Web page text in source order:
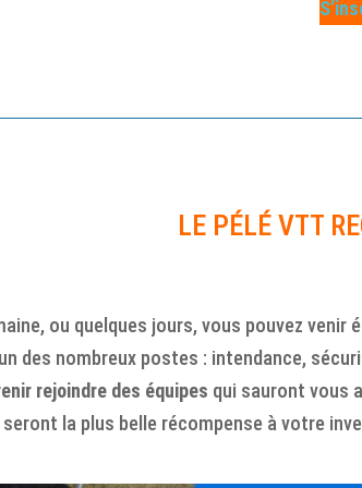
LE PÉLÉ VTT
ou quelques jours, vous pouvez
des nombreux postes : intendance,
rejoindre des équipes qui sauront vous
la plus belle récompense à votre